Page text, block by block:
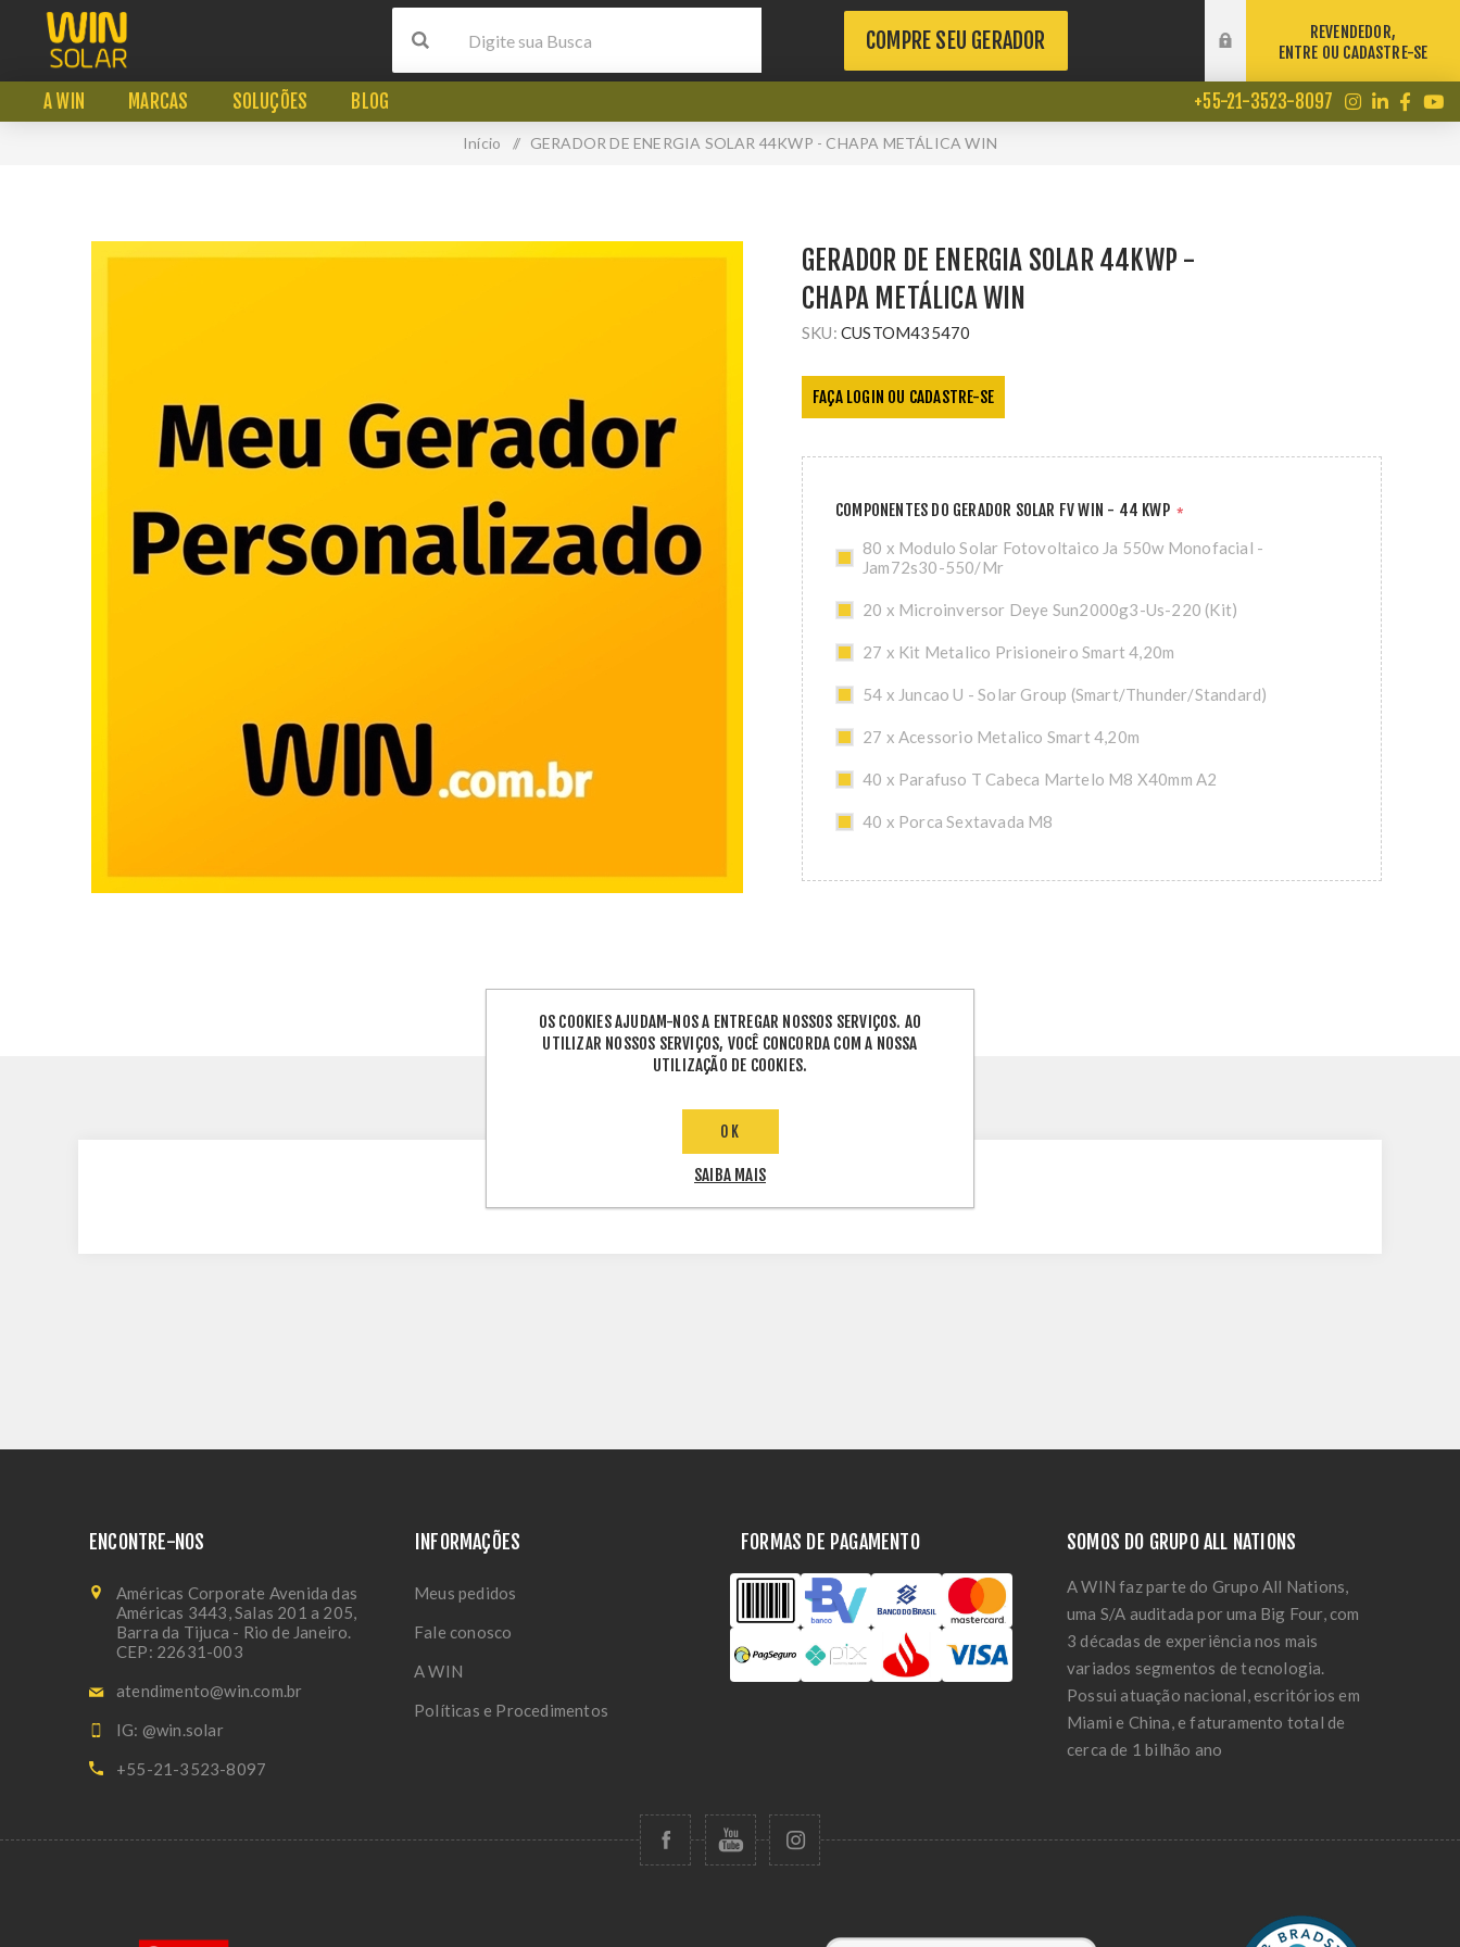
COMPRE SEU GERADOR
REVENDEDOR,
ENTRE OU CADASTRE-SE
A WIN MARCAS SOLUÇÕES BLOG +55-21-3523-8097
Início / GERADOR DE ENERGIA SOLAR 44KWP - CHAPA METÁLICA WIN
GERADOR DE ENERGIA SOLAR 44KWP -
CHAPA METÁLICA WIN
SKU: CUSTOM435470
FAÇA LOGIN OU CADASTRE-SE
COMPONENTES DO GERADOR SOLAR FV WIN - 44 KWP *
80 x Modulo Solar Fotovoltaico Ja 550w Monofacial -
Jam72s30-550/Mr
20 x Microinversor Deye Sun2000g3-Us-220 (Kit)
27 x Kit Metalico Prisioneiro Smart 4,20m
54 x Juncao U - Solar Group (Smart/Thunder/Standard)
27 x Acessorio Metalico Smart 4,20m
40 x Parafuso T Cabeca Martelo M8 X40mm A2
40 x Porca Sextavada M8
ETIQUETAS DE PRODUTO
ENCONTRE-NOS
Américas Corporate Avenida das
Américas 3443, Salas 201 a 205,
Barra da Tijuca - Rio de Janeiro.
CEP: 22631-003
atendimento@win.com.br
IG: @win.solar
+55-21-3523-8097
INFORMAÇÕES
Meus pedidos
Fale conosco
A WIN
Políticas e Procedimentos
FORMAS DE PAGAMENTO SOMOS DO GRUPO ALL NATIONS
A WIN faz parte do Grupo All Nations,
uma S/A auditada por uma Big Four, com
3 décadas de experiência nos mais
variados segmentos de tecnologia.
Possui atuação nacional, escritórios em
Miami e China, e faturamento total de
cerca de 1 bilhão ano
OS COOKIES AJUDAM-NOS A ENTREGAR NOSSOS SERVIÇOS. AO
UTILIZAR NOSSOS SERVIÇOS, VOCÊ CONCORDA COM A NOSSA
UTILIZAÇÃO DE COOKIES.
OK
SAIBA MAIS